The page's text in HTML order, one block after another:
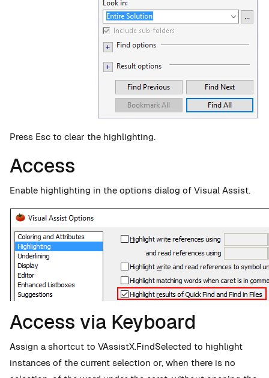
Press Esc to clear the highlighting.
Access
Enable highlighting in the options dialog of Visual Assist.
Access via Keyboard
Assign a shortcut to VAssistX.FindSelected to highlight
instances of the current selection or, when there is no